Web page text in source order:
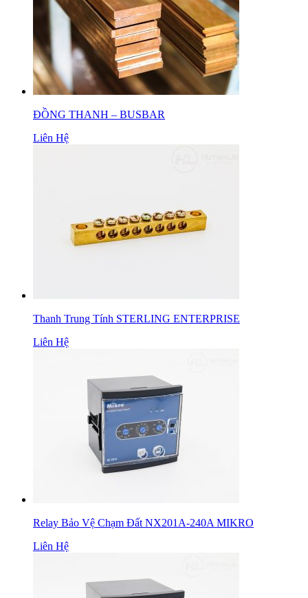
ĐỒNG THANH – BUSBAR
Liên Hệ
Thanh Trung Tính STERLING ENTERPRISE
Liên Hệ
Relay Bảo Vệ Chạm Đất NX201A-240A MIKRO
Liên Hệ